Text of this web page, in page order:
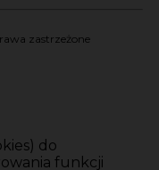
zastrzeżone
do
funkcji